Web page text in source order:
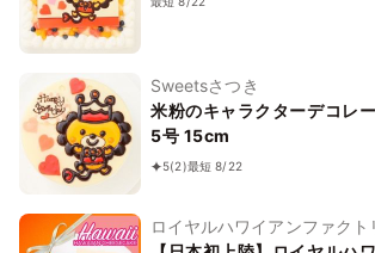
Sweetsさつき
米粉のキャラクターデコレ
5号 15cm
5(2)最短 8/22
ロイヤルハワイアンファクト